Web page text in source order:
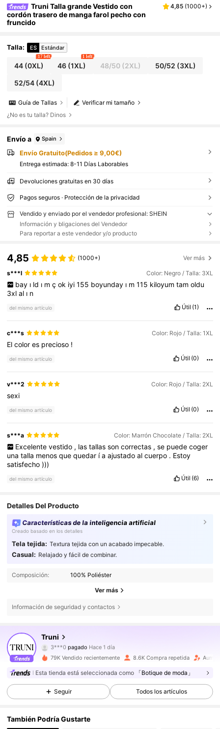
Truni Talla grande Vestido con
cordón trasero de manga farol pecho con
fruncido
4,85 (1000+)
Talla: ES Estándar
44(0XL)
17 left
46 (1XL)
1 left
48/50(2XL) 50/52 (3XL)
52/54(4XL)
Verificar mi tamaño
Guía de Tallas
¿No es tu talla? Dinos
Envío a Spain
Envío Gratuito(Pedidos ≥ 9,00€)
Entrega estimada: 8-11 Días Laborables
Devoluciones gratuitas en 30 días
Pagos seguros · Protección de la privacidad
Vendido y enviado por el vendedor profesional: SHEIN
Información y bligaciones del Vendedor
Para reportar a este vendedor y/o producto
4,85 (1000+) Ver más
s***l Color: Negro / Talla: 3XL
bay ı ld ı m ç ok iyi 155 boyunday ı m 115 kiloyum tam oldu
3xlal ı n
del mismo artículo Útil (1)
c***s Color: Rojo / Talla: 1XL
Elcolores precioso !
del mismo artículo Útil (0)
v***2 Color: Rojo / Talla: 2XL
sexi
del mismo artículo Útil (0)
s***a Color: Marrón Chocolate / Talla: 2XL
Excelente vestido , las tallas son correctas , se puede coger
unatalla menosquequedar íaajustadoalcuerpo . Estoy
satisfecho)))
del mismo artículo Útil (6)
Detalles Del Producto
Características de la inteligencia artificial
Creado basado en los detalles
Tela tejida: Textura tejida con un acabado impecable.
Casual: Relajado y fácil de combinar.
Composición: 100% Poliéster
Ver más
Información de seguridad y contactos
Truni
4,66
33K Seguidores
3***0 pagado Hace 1 día
e***1seguido haceHace 6 horas
4,66 33K Seguidores
79K Vendido recientemente 8.6K Compra repetida
Esta tienda está seleccionada como 「Botique de moda」
Seguir Todos los artículos
También Podría Gustarte